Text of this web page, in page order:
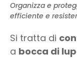
Organizza e
efficiente e
Si tratta di
a bocca di